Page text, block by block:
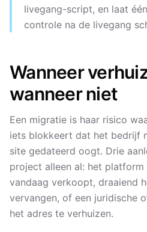
livegang-script, en laat
controle na de livegang
Wanneer
wanneer niet
Een migratie is haar risico
iets blokkeert dat het bedrijf
site gedateerd oogt. Drie
project alleen al: het
vandaag verkoopt, draaiend
vervangen, of een juridische
het adres te verhuizen.